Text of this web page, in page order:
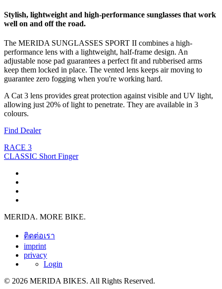
Stylish, lightweight and high-performance sunglasses that work
well on and off the road.
The MERIDA SUNGLASSES SPORT II combines a high-
performance lens with a lightweight, half-frame design. An
adjustable nose pad guarantees a perfect fit and rubberised arms
keep them locked in place. The vented lens keeps air moving to
guarantee zero fogging when you're working hard.
A Cat 3 lens provides great protection against visible and UV light,
allowing just 20% of light to penetrate. They are available in 3
colours.
Find Dealer
RACE 3
CLASSIC Short Finger
MERIDA. MORE BIKE.
ติดต่อเรา
imprint
privacy
Login
© 2026 MERIDA BIKES. All Rights Reserved.